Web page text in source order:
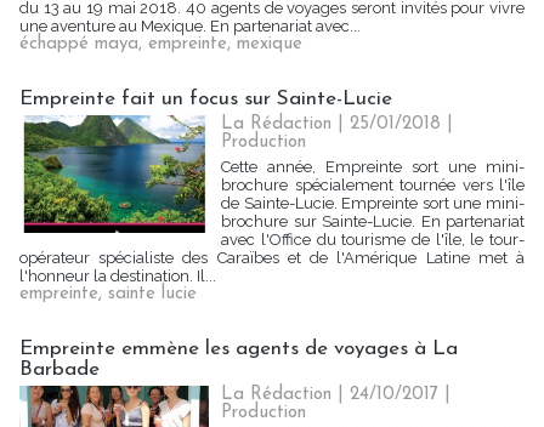
du 13 au 19 mai 2018. 40 agents de voyages seront invités pour vivre
une aventure au Mexique. En partenariat avec...
échappé maya, empreinte, mexique
Empreinte fait un focus sur Sainte-Lucie
La Rédaction | 25/01/2018
Production
Cette année, Empreinte sort une mini-
brochure spécialement tournée vers l'île
de Sainte-Lucie. Empreinte sort une mini-
brochure sur Sainte-Lucie. En partenariat
avec l'Office du tourisme de l'île, le tour-
opérateur spécialiste des Caraïbes et de l'Amérique Latine met à
l'honneur la destination. Il...
empreinte, sainte lucie
Empreinte emmène les agents de voyages à La
Barbade
La Rédaction | 24/10/2017
Production